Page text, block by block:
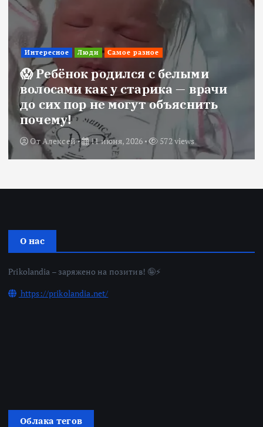
Интересное Люди Самое разное
😱 Ребёнок родился с белыми
волосами как у старика — врачи
до сих пор не могут объяснить
почему!
ОтАлексей 11 июня, 2026 572 views
О нас
Prikolandia – заряжено на позитив! 🤪⚡
https://prikolandia.net/
Облака тегов